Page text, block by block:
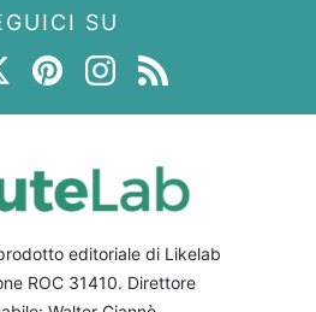
SU
editoriale di Likelab
ROC 31410. Direttore